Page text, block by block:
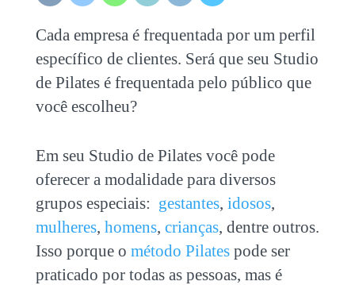
Cada empresa é frequentada por um perfil
específico de clientes. Será que seu Studio
de Pilates é frequentada pelo público que
você escolheu?
Em seu Studio de Pilates você pode
oferecer a modalidade para diversos
grupos especiais: gestantes, idosos,
mulheres, homens, crianças, dentre outros.
Isso porque o método Pilatespode ser
praticado por todas as pessoas, mas é